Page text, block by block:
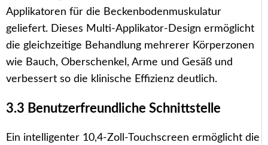
Applikatoren für die Beckenbodenmuskulatur
geliefert. Dieses Multi-Applikator-Design ermöglicht
die gleichzeitige Behandlung mehrerer Körperzonen
wie Bauch, Oberschenkel, Arme und Gesäß und
verbessert so die klinische Effizienz deutlich.
3.3 Benutzerfreundliche Schnittstelle
Ein intelligenter 10,4-Zoll-Touchscreen ermöglicht die